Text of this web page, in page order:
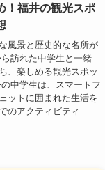
！福井の観光スポ
風景と歴史的な名所が
訪れた中学生と一緒
、楽しめる観光スポッ
中学生は、スマートフ
ットに囲まれた生活を
のアクティビティ...